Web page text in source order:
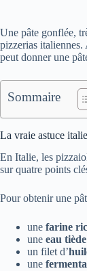
Une pâte gonflée,
pizzerias italiennes.
peut donner une
Sommaire
La vraie astuce
En Italie, les
sur quatre points
Pour obtenir une
une farine
une eau
un filet d’
une